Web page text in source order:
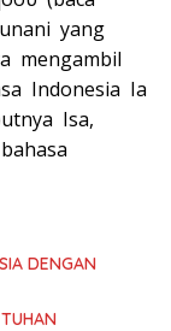
yang
mengambil
Indonesia Ia
Isa,
DENGAN